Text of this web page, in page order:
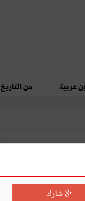
عربية من التاريخ
شارك